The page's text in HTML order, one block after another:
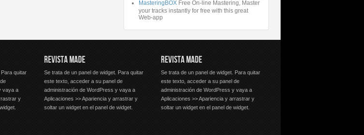
MasteringBOX Free On-line Mastering, Master
your tracks instantly for free with this great
Web-app
quitar
vaya a
y
REVISTA MADE
Se trata de un panel de widget. Para quitar
este texto, acceder a su panel de
administración de WordPress y vaya a
Aplicaciones >> Apariencia y arrastrar y
soltar un widget en el panel de widget.
REVISTA MADE
Se trata de un panel de widget. Para quitar
este texto, acceder a su panel de
administración de WordPress y vaya a
Aplicaciones >> Apariencia y arrastrar y
soltar un widget en el panel de widget.